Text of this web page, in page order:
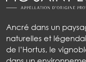
Ancré dans un
naturelles et
de l’Hortus, le